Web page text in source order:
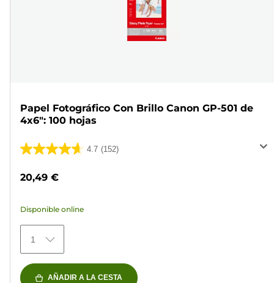
Papel Fotográfico Con Brillo Canon GP-501 de
4x6": 100 hojas
4.7 (152)
4.7
5
152
reseñas
20,49 €
Disponible online
1
AÑADIR A LA CESTA